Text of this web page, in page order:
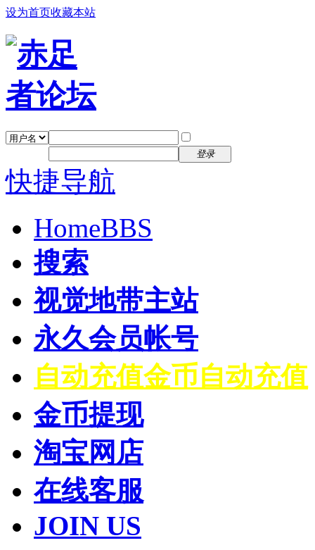
设为首页收藏本站
登录
快捷导航
HomeBBS
搜索
视觉地带主站
永久会员帐号
自动充值金币自动充值
金币提现
淘宝网店
在线客服
JOIN US